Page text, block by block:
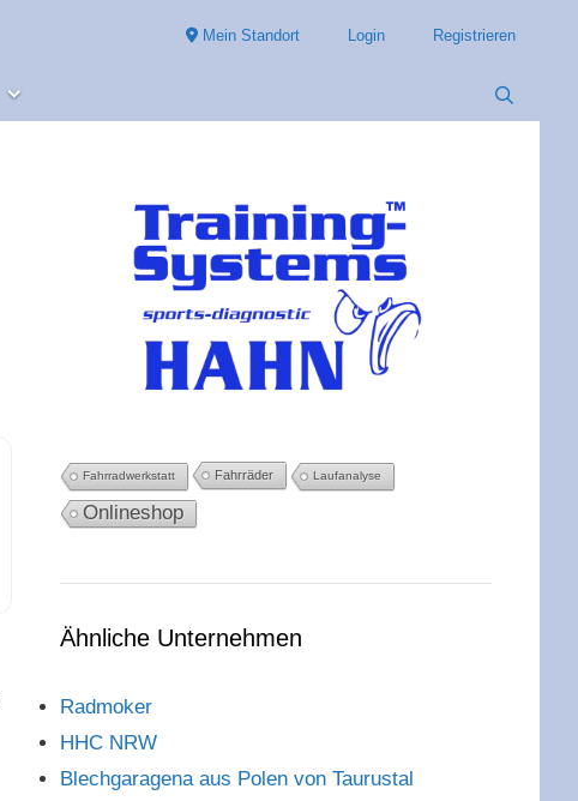
Mein Standort Login Registrieren
Fahrradwerkstatt Fahrräder Laufanalyse
Onlineshop
Ähnliche Unternehmen
Radmoker
HHC NRW
Blechgaragena aus Polen von Taurustal